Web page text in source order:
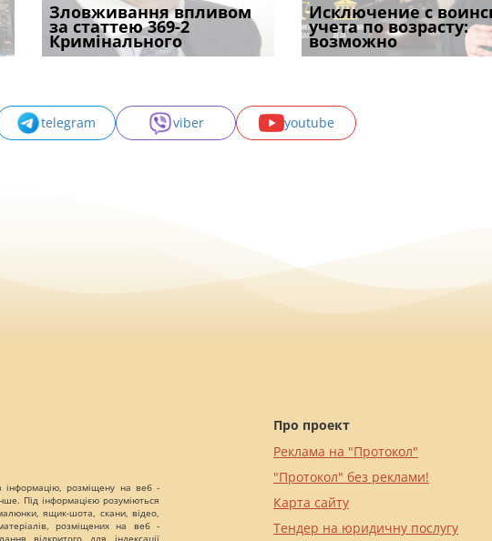
Якщо суд встановив для
відшкодування шкоди
наявніс
Документи, на яких не
проставляється
апостиль: пер
Зловживання впливом
за статтею 369-2
Кримінального
Переоформлення
відстрочки за іншою
підставою: нов
Особливості захисту у
кримінальному
провадженні: я
Исключение с
учета по возрасту:
возможно
Восьмий ААС
підтвердив, що
може скас
telegram viber youtube
інформацію, розміщену на веб -
Під інформацією розуміються
ящик-шота, скани, відео,
розміщених на веб -
відкритого для індексації
Про проект
Реклама на "Протокол"
"Протокол" без реклами!
Карта сайту
Тендер на юридичну послугу